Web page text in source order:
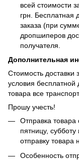
всей стоимости
грн. Бесплатная
заказа (при
дропшиперов
получателя.
Дополнительная
Стоимость доставки
условия бесплатной
товара все
Прошу учесть!
Отправка товара
пятницу,
отправку товара
Особенность